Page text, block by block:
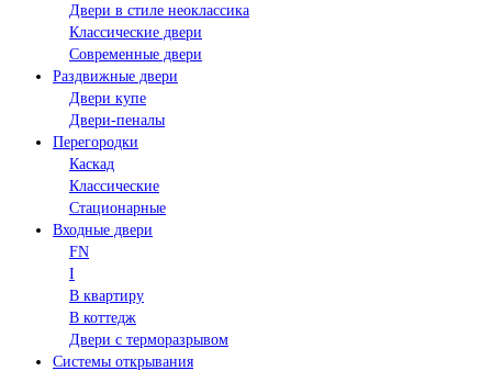
Двери в стиле неоклассика
Классические двери
Современные двери
Раздвижные двери
Двери купе
Двери-пеналы
Перегородки
Каскад
Классические
Стационарные
Входные двери
FN
I
В квартиру
В коттедж
Двери с терморазрывом
Системы открывания